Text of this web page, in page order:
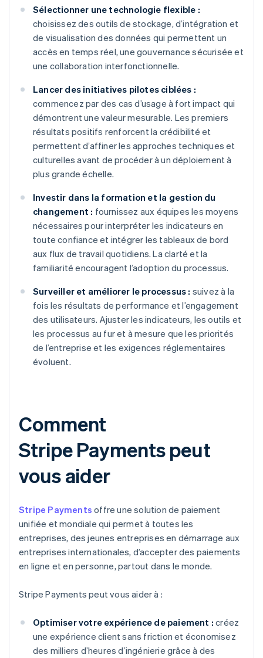
Sélectionner une technologie flexible :
choisissez des outils de stockage, d’intégration et
de visualisation des données qui permettent un
accès en temps réel, une gouvernance sécurisée et
une collaboration interfonctionnelle.
Lancer des initiatives pilotes ciblées :
commencez par des cas d’usage à fort impact qui
démontrent une valeur mesurable. Les premiers
résultats positifs renforcent la crédibilité et
permettent d’affiner les approches techniques et
culturelles avant de procéder à un déploiement à
plus grande échelle.
Investir dans la formation et la gestion du
changement : fournissez aux équipes les moyens
nécessaires pour interpréter les indicateurs en
toute confiance et intégrer les tableaux de bord
aux flux de travail quotidiens. La clarté et la
familiarité encouragent l’adoption du processus.
Surveiller et améliorer le processus : suivez à la
fois les résultats de performance et l’engagement
des utilisateurs. Ajuster les indicateurs, les outils et
les processus au fur et à mesure que les priorités
de l’entreprise et les exigences réglementaires
évoluent.
Comment
Stripe Payments peut
vous aider
Stripe Payments offre une solution de paiement
unifiée et mondiale qui permet à toutes les
entreprises, des jeunes entreprises en démarrage aux
entreprises internationales, d’accepter des paiements
en ligne et en personne, partout dans le monde.
Stripe Payments peut vous aider à :
Optimiser votre expérience de paiement : créez
une expérience client sans friction et économisez
des milliers d’heures d’ingénierie grâce à des